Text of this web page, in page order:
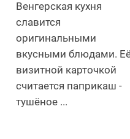
Венгерская кухня
славится
оригинальными
вкусными блюдами.
визитной карточкой
считается паприкаш -
тушёное ...